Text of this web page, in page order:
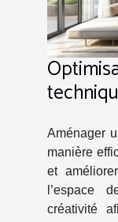
Aménager
manière
et
l’espace
créativité